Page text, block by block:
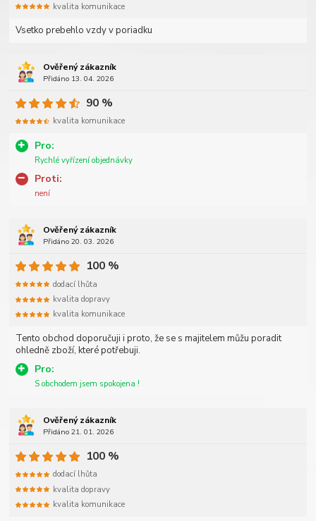
Vsetko prebehlo vzdy v poriadku
kvalita komunikace
Ověřený zákazník
Přidáno 13. 04. 2026
Pro:
Rychlé vyřízení objednávky
Proti:
není
90 %
kvalita komunikace
Ověřený zákazník
Přidáno 20. 03. 2026
Tento obchod doporučuji i proto, že se s majitelem můžu poradit
ohledně zboží, které potřebuji.
Pro:
S obchodem jsem spokojena !
100 %
dodací lhůta
kvalita dopravy
kvalita komunikace
Ověřený zákazník
Přidáno 21. 01. 2026
100 %
dodací lhůta
kvalita dopravy
kvalita komunikace